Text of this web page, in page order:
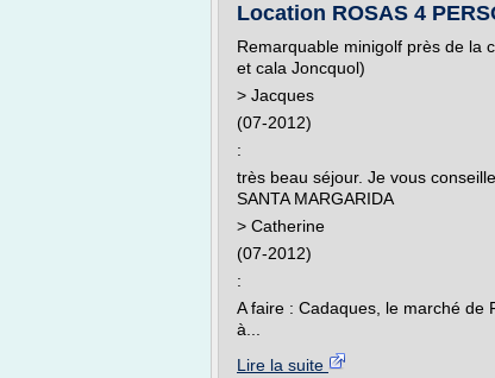
Location ROSAS 4
Remarquable minigolf près de la
et cala Joncquol)
> Jacques
(07-2012)
:
très beau séjour. Je vous
SANTA MARGARIDA
> Catherine
(07-2012)
:
A faire : Cadaques, le marché de
à...
Lire la suite